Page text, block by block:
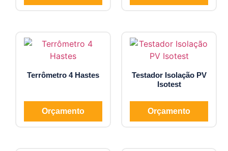
Terrômetro 4 Hastes
Orçamento
Testador Isolação PV
Isotest
Orçamento